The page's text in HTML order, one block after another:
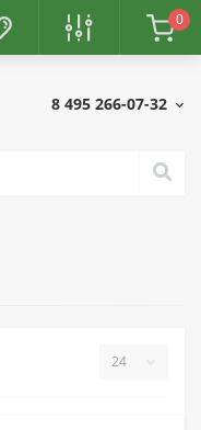
0
8 495 266-07-32